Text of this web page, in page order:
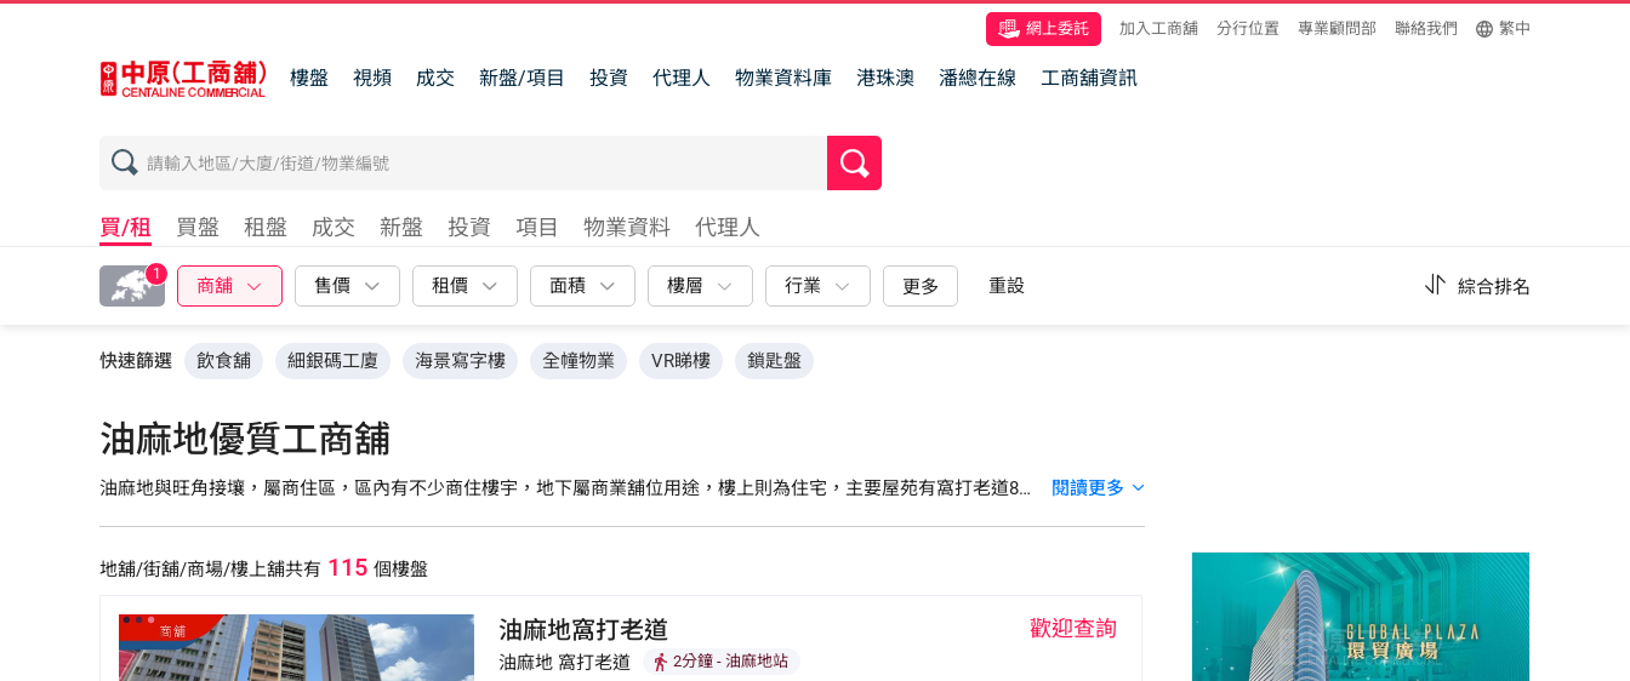
網上委託 加入工商舖 分行位置 專業顧問部 聯絡我們 繁中
樓盤 視頻 成交 新盤/項目 投資 代理人 物業資料庫 港珠澳 潘總在線 工商舖資訊
買/租 買盤 租盤 成交 新盤 投資 項目 物業資料 代理人
1
商舖 售價 租價 面積 樓層 行業 更多 重設 綜合排名
快速篩選 飲食舖 細銀碼工廈 海景寫字樓 全幢物業 VR睇樓 鎖匙盤
油麻地優質工商舖
油麻地與旺角接壤，屬商住區，區內有不少商住樓宇，地下屬商業舖位用途，樓上則為住宅，主要屋苑有窩打老道8
天后廟等，而油麻地果欄更是歷史悠久的水果批發市場，廟街夜市則有「平民夜總會」之稱，為遊客常到之地，而甘
點、中港薈及歐美廣場等，而街舖則主要集中在彌敦道、上海街、砵蘭街及新填地街一帶。 油麻地位處九龍市區核
心，除了有油麻地港鐵站外，主要幹道彌敦道及佐敦道亦有多條小巴及巴士路線，交通十分便捷。
閱讀更多
地舖/街舖/商場/樓上舖共有 115 個樓盤
油麻地窩打老道
油麻地 窩打老道 2分鐘 - 油麻地站
歡迎查詢